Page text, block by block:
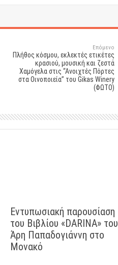
Επόμενο
Πλήθος κόσμου, εκλεκτές ετικέτες
κρασιού, μουσική και ζεστά
Χαμόγελα στις “Ανοιχτές Πόρτες
στα Οινοποιεία” του Gikas Winery
(ΦΩΤΟ)
Εντυπωσιακή παρουσίαση
του Βιβλίου «DARINA» του
Άρη Παπαδογιάννη στο
Μονακό